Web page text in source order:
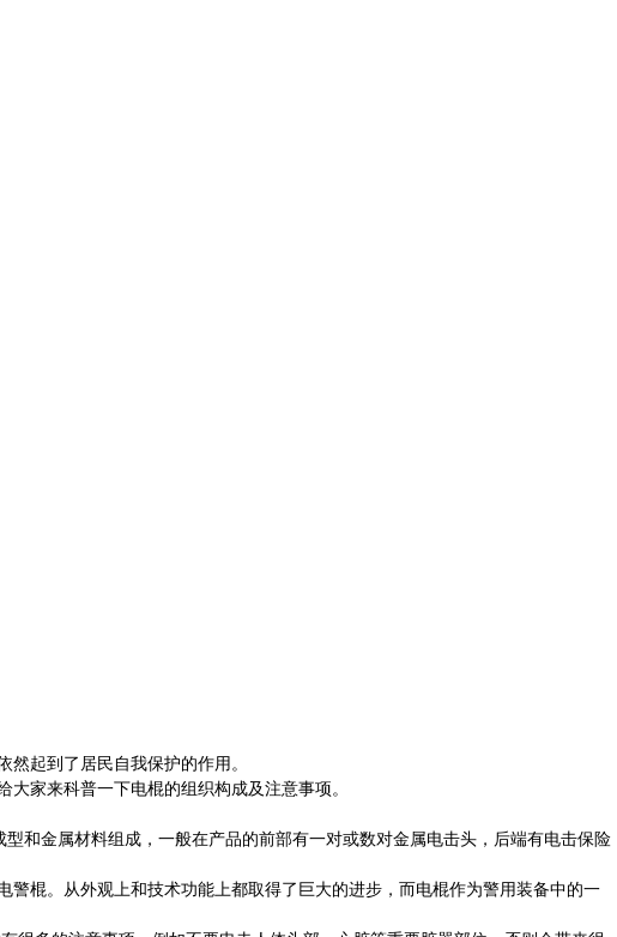
起到了居民自我保护的作用。
家来科普一下电棍的组织构成及注意事项。
金属材料组成，一般在产品的前部有一对或数对金属电击头，后端有电击保险
棍。从外观上和技术功能上都取得了巨大的进步，而电棍作为警用装备中的一